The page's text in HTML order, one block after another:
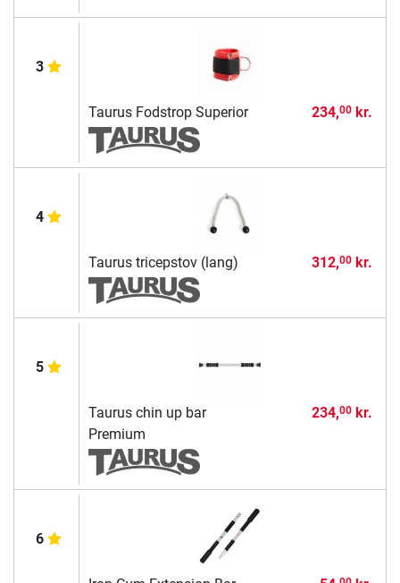
3
Taurus Fodstrop Superior 234,00kr.
4
Taurus tricepstov (lang) 312,00kr.
5
Taurus chin up bar
Premium
234,00kr.
6